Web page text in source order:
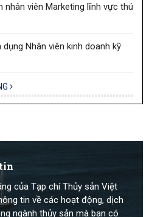
nhân viên Marketing lĩnh vực thú
Nhân viên kinh doanh kỹ
của Tạp chí Thủy sản Việt
tin về các hoạt động, dịch
ngành thủy sản mà bạn có